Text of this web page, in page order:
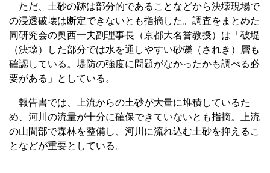
ただ、土砂の跡は部分的であることなどから決壊現場で
の浸透破壊は断定できないとも指摘した。調査をまとめた
同研究会の奥西一夫副理事長（京都大名誉教授）は「破堤
（決壊）した部分では水を通しやすい砂礫（されき）層も
確認している。堤防の強度に問題がなかったかも調べる必
要がある」としている。
報告書では、上流からの土砂が大量に堆積しているた
め、河川の流量が十分に確保できていないとも指摘。上流
の山間部で森林を整備し、河川に流れ込む土砂を抑えるこ
となどが重要としている。